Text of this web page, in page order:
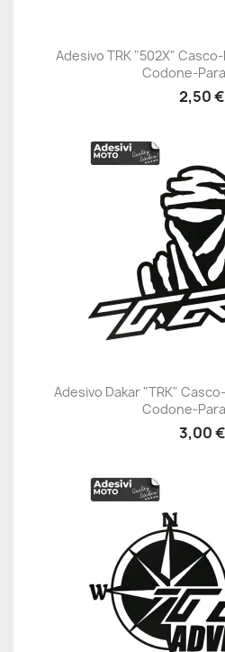
Adesivo TRK "502X"
Codone-
2,50 €
Adesivo Dakar "TRK"
Codone-
3,00 €